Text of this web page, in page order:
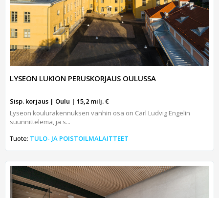
LYSEON LUKION PERUSKORJAUS OULUSSA
Sisp. korjaus | Oulu | 15,2 milj. €
Lyseon koulurakennuksen vanhin osa on Carl Ludvig Engelin
suunnittelema, ja s...
Tuote: TULO- JA POISTOILMALAITTEET